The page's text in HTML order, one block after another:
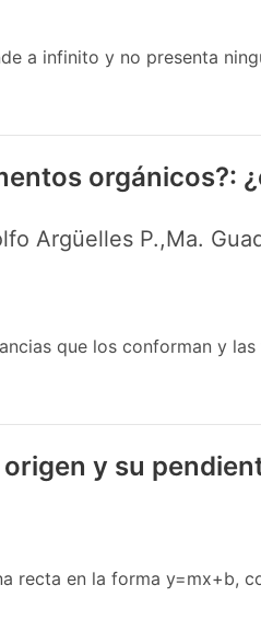
a infinito y no presenta
orgánicos?:
Argüelles P.,Ma.
que los conforman y las
y su
recta en la forma y=mx+b,